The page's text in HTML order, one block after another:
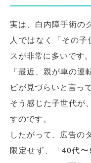
実は、白内障手術の
人ではなく「その
スが非常に多いです。
「最近、親が車の
ビが見づらいと言っ
そう感じた子世代が
すのです。
したがって、広告の
限定せず、「40代